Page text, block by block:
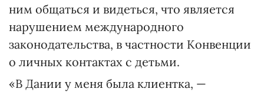
ним общаться и видеться, что является
нарушением международного
законодательства, в частности Конвенции
о личных контактах с детьми.
«В Дании у меня была клиентка, —